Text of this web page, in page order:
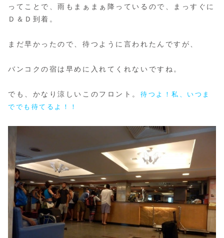
ってことで、雨もまぁまぁ降っているので、まっすぐに
Ｄ＆Ｄ到着。
まだ早かったので、待つように言われたんですが、
バンコクの宿は早めに入れてくれないですね。
でも、かなり涼しいこのフロント。 待つよ！私、いつま
ででも待てるよ！！